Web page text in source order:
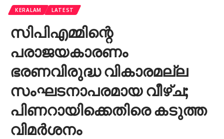
KERALAM LATEST
സിപിഎമ്മിന്റെ
പരാജയകാരണം
ഭരണവിരുദ്ധ വികാരമല്ല
സംഘടനാപരമായ വീഴ്ച;
പിണറായിക്കെതിരെ കടുത്ത
വിമര്‍ശനം